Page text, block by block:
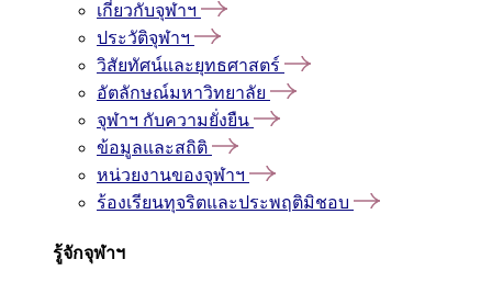
เกี่ยวกับจุฬาฯ
ประวัติจุฬาฯ
วิสัยทัศน์และยุทธศาสตร์
อัตลักษณ์มหาวิทยาลัย
จุฬาฯ กับความยั่งยืน
ข้อมูลและสถิติ
หน่วยงานของจุฬาฯ
ร้องเรียนทุจริตและประพฤติมิชอบ
รู้จักจุฬาฯ